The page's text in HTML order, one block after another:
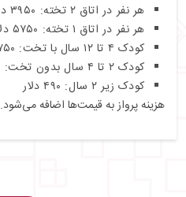
هر نفر در اتاق ۲ تخته: ۳۹۵۰ دلار
هر نفر در اتاق ۱ تخته: ۵۷۵۰ دلار
کودک ۴ تا ۱۲ سال با تخت: ۳۷۵۰ دلار
کودک ۲ تا ۴ سال بدون تخت: ۲۱۵۰ دلار
کودک زیر ۲ سال: ۴۹۰ دلار
هزینه پرواز به قیمت‌ها اضافه می‌شود.